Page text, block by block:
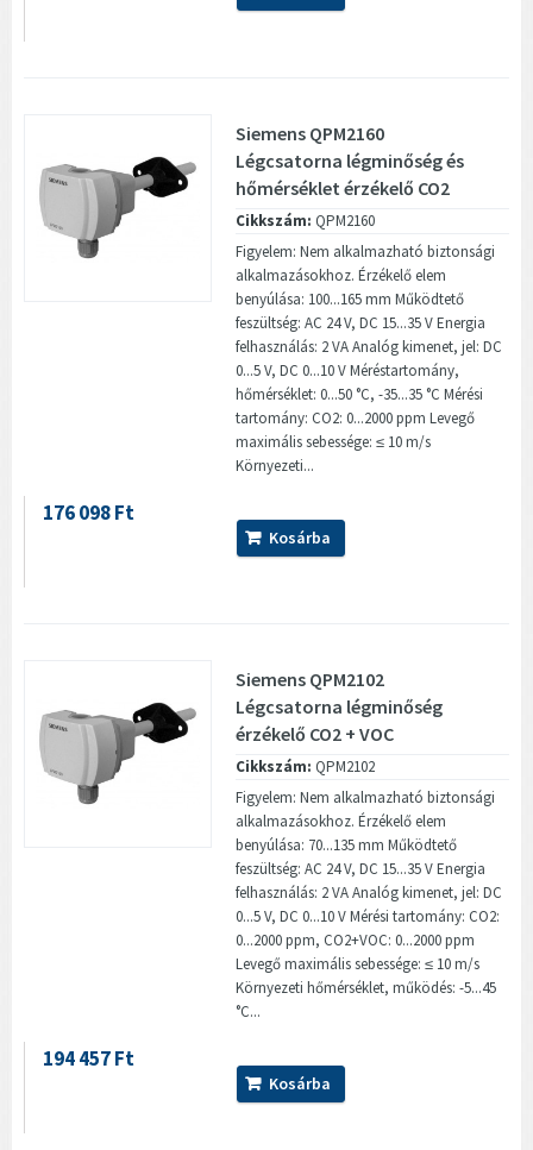
Siemens QPM2160
Légcsatorna légminőség és
hőmérséklet érzékelő CO2
Cikkszám: QPM2160
Figyelem: Nem alkalmazható biztonsági
alkalmazásokhoz. Érzékelő elem
benyúlása: 100...165 mm Működtető
feszültség: AC 24 V, DC 15...35 V Energia
felhasználás: 2 VA Analóg kimenet, jel: DC
0...5 V, DC 0...10 V Méréstartomány,
hőmérséklet: 0...50 °C, -35...35 °C Mérési
tartomány: CO2: 0...2000 ppm Levegő
maximális sebessége: ≤ 10 m/s
Környezeti...
176 098 Ft
Kosárba
Siemens QPM2102
Légcsatorna légminőség
érzékelő CO2 + VOC
Cikkszám: QPM2102
Figyelem: Nem alkalmazható biztonsági
alkalmazásokhoz. Érzékelő elem
benyúlása: 70...135 mm Működtető
feszültség: AC 24 V, DC 15...35 V Energia
felhasználás: 2 VA Analóg kimenet, jel: DC
0...5 V, DC 0...10 V Mérési tartomány: CO2:
0...2000 ppm, CO2+VOC: 0...2000 ppm
Levegő maximális sebessége: ≤ 10 m/s
Környezeti hőmérséklet, működés: -5...45
°C...
194 457 Ft
Kosárba